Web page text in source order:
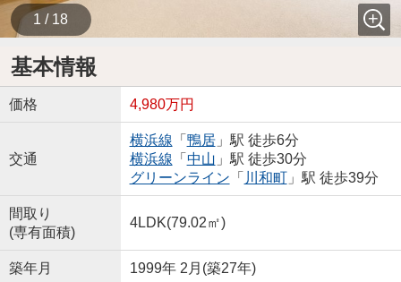
1 / 18
基本情報
価格 4,980万円
交通
横浜線 「 鴨居」駅 徒歩6分
横浜線 「 中山 」駅 徒歩30分
グリーンライン 「 川和町」駅 徒歩39分
間取り
(専有面積)
4LDK(79.02㎡)
築年月 1999年 2月(築27年)